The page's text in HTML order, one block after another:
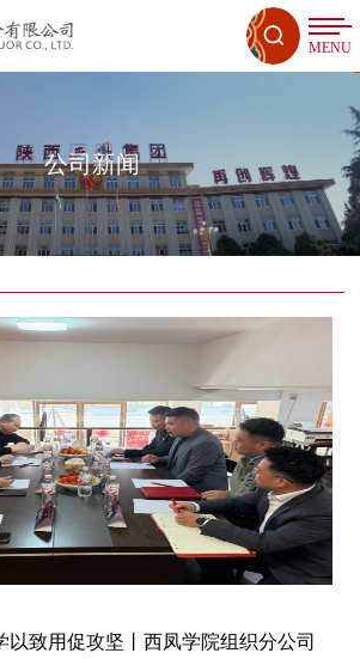
MENU
公司新闻
以致用促攻坚丨西凤学院组织分公司